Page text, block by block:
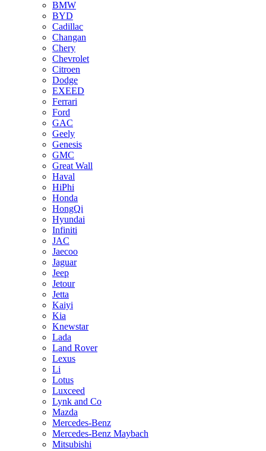
BMW
BYD
Cadillac
Changan
Chery
Chevrolet
Citroen
Dodge
EXEED
Ferrari
Ford
GAC
Geely
Genesis
GMC
Great Wall
Haval
HiPhi
Honda
HongQi
Hyundai
Infiniti
JAC
Jaecoo
Jaguar
Jeep
Jetour
Jetta
Kaiyi
Kia
Knewstar
Lada
Land Rover
Lexus
Li
Lotus
Luxceed
Lynk and Co
Mazda
Mercedes-Benz
Mercedes-Benz Maybach
Mitsubishi